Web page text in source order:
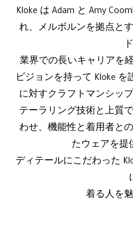
Kloke は Adam と Amy
れ、メルボルンを拠点と
業界での長いキャリアを
ビジョンを持って Kloke
に対すクラフトマンシッ
テーラリング技術と上質
わせ、機能性と着用者と
たウェアを提
ディテールにこだわった
着る人を